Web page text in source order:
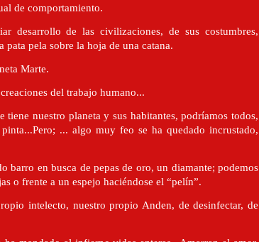
de comportamiento.
desarrollo de las civilizaciones, de sus costumbres,
pela sobre la hoja de una catana.
Marte.
del trabajo humano...
tiene nuestro planeta y sus habitantes, podríamos todos,
... algo muy feo se ha quedado incrustado,
barro en busca de pepas de oro, un diamante; podemos
o frente a un espejo haciéndose el “pelín”.
intelecto, nuestro propio Anden, de desinfectar, de